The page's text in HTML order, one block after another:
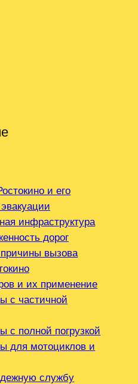
и его
инфраструктура
дорог
вызова
и их применение
с частичной
с полной погрузкой
для мотоциклов и
службу